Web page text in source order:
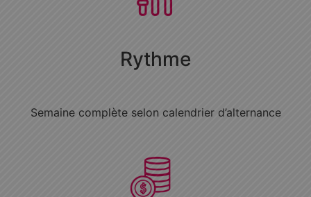
Rythme
Semaine complète selon calendrier d’alternance